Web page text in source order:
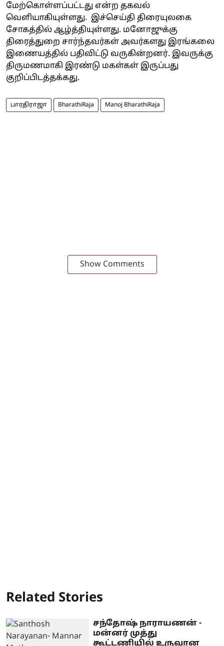
மேற்கொள்ளப்பட்டது என்ற தகவல்
வெளியாகியுள்ளது. இச்செய்தி திரையுலகை
சோகத்தில் ஆழ்த்தியுள்ளது. மனோஜுக்கு
திரைத்துறை சார்ந்தவர்கள் அவர்களது இரங்கலை
இணையத்தில் பதிவிட்டு வருகின்றனர். இவருக்கு
திருமணமாகி இரண்டு மகள்கள் இருப்பது
குறிப்பிடத்தக்கது.
பாரதிராஜா BharathiRaja Manoj BharathiRaja
Show Comments
Related Stories
சந்தோஷ் நாராயணன் -
மன்னர் முத்து
கூட்டணியில் உருவான